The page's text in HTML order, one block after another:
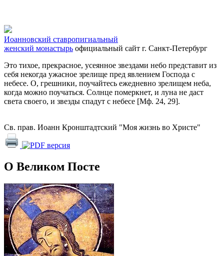
Иоанновский ставропигиальный
женский монастырь официальный сайт г. Санкт-Петербург
Это тихое, прекрасное, усеянное звездами небо представит из
себя некогда ужасное зрелище пред явлением Господа с
небесе. О, грешники, поучайтесь ежедневно зрелищем неба,
когда можно поучаться. Солнце померкнет, и луна не даст
света своего, и звезды спадут с небесе [Мф. 24, 29].
Св. прав. Иоанн Кронштадтский "Моя жизнь во Христе"
О Великом Посте